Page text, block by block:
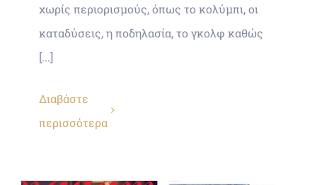
χωρίς περιορισμούς, όπως το κολύμπι, οι
καταδύσεις, η ποδηλασία, το γκολφ καθώς
[...]
Διαβάστε
περισσότερα